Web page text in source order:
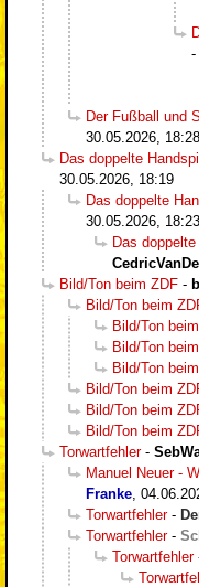
-
Der Fußball und
30.05.2026, 18:28
Das doppelte
30.05.2026, 18:19
Das doppelte
30.05.2026, 18:23
Das
Bild/Ton beim ZDF -
Bild/Ton beim
Bild/Ton
Bild/Ton
Bild/Ton
Bild/Ton beim
Bild/Ton beim
Bild/Ton beim
Torwartfehler-
Manuel Neuer -
Franke
Torwartfehler-
Torwartfehler-
Torwartfehler